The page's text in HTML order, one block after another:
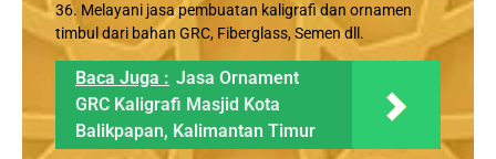
36. Melayani jasa pembuatan kaligrafi dan ornamen
timbul dari bahan GRC, Fiberglass, Semen dll.
Baca Juga : Jasa Ornament
GRC Kaligrafi Masjid Kota
Balikpapan, Kalimantan Timur